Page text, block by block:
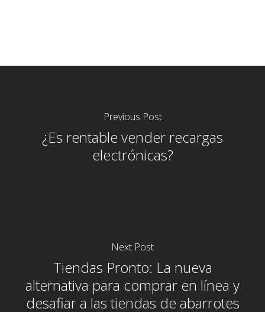
Previous Post
¿Es rentable vender recargas
electrónicas?
Next Post
Tiendas Pronto: La nueva
alternativa para comprar en línea y
desafiar a las tiendas de abarrotes